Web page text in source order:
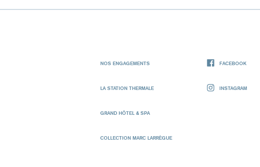
NOS ENGAGEMENTS
LA STATION THERMALE
GRAND HÔTEL & SPA
COLLECTION MARC LARRÈGUE
FACEBOOK
INSTAGRAM